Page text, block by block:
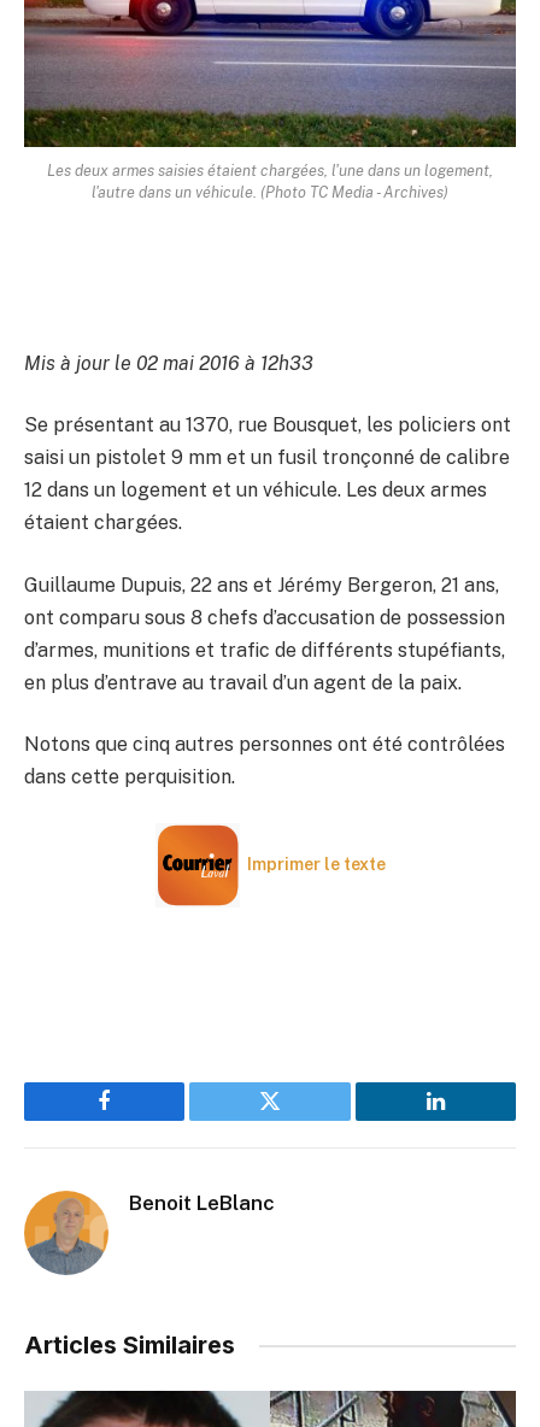
Les deux armes saisies étaient chargées, l'une dans un logement,
l'autre dans un véhicule. (Photo TC Media - Archives)
Mis à jour le 02 mai 2016 à 12h33
Se présentant au 1370, rue Bousquet, les policiers ont
saisi un pistolet 9 mm et un fusil tronçonné de calibre
12 dans un logement et un véhicule. Les deux armes
étaient chargées.
Guillaume Dupuis, 22 ans et Jérémy Bergeron, 21 ans,
ont comparu sous 8 chefs d’accusation de possession
d’armes, munitions et trafic de différents stupéfiants,
en plus d’entrave au travail d’un agent de la paix.
Notons que cinq autres personnes ont été contrôlées
dans cette perquisition.
Imprimer le texte
Facebook Twitter LinkedIn
Benoit LeBlanc
Articles Similaires